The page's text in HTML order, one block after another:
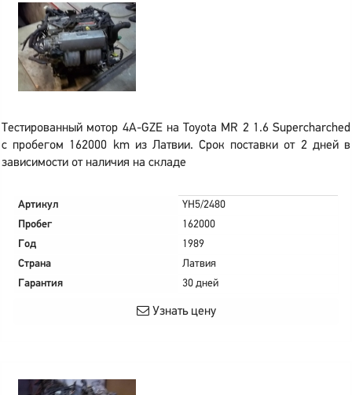
Тестированный мотор 4A-GZE на Toyota MR 2 1.6 Supercharched
с пробегом 162000 km из Латвии. Срок поставки от 2 дней в
зависимости от наличия на складе
Артикул
YH5/2480
Пробег
162000
Год
1989
Страна
Латвия
Гарантия
30 дней
Узнать цену